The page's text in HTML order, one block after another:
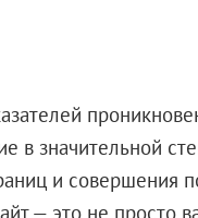
в значительной
и совершения
— это не просто